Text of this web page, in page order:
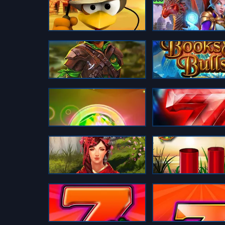
Books & Bounties Books & Bulls GDN
Crystal Strike
Dragon of the Princess Duck Shooter CCS
Fancy Fruits CCS Fancy Fruits Deluxe